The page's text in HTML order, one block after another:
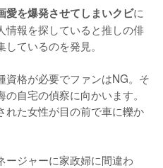
愛を爆発させてしまいクビに
情報を探していると推しの俳
ているのを発見。
資格が必要でファンはNG。そ
自宅の偵察に向かいます。
れた女性が目の前で車に轢か
ージャーに家政婦に間違わ